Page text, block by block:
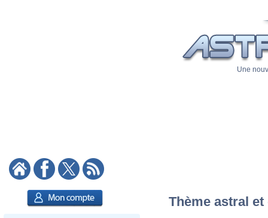
Une
Thème astral